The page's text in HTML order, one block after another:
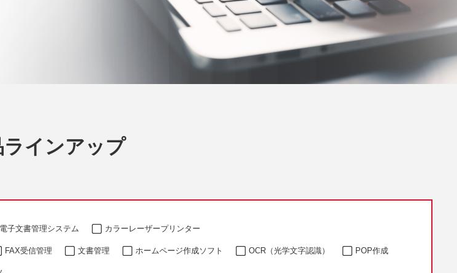
ラインアップ
電子文書管理システム カラーレーザープリンター
FAX受信管理 文書管理 ホームページ作成ソフト OCR（光学文字認識） POP作成